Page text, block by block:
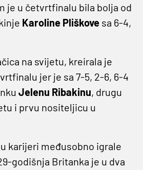
je u četvrtfinalu bila bolja od
Karoline Pliškove sa 6-4,
na svijetu, kreirala je
jer je sa 7-5, 2-6, 6-4
Jelenu Ribakinu, drugu
i prvu nositeljicu u
karijeri međusobno igrale
godišnja Britanka je u dva